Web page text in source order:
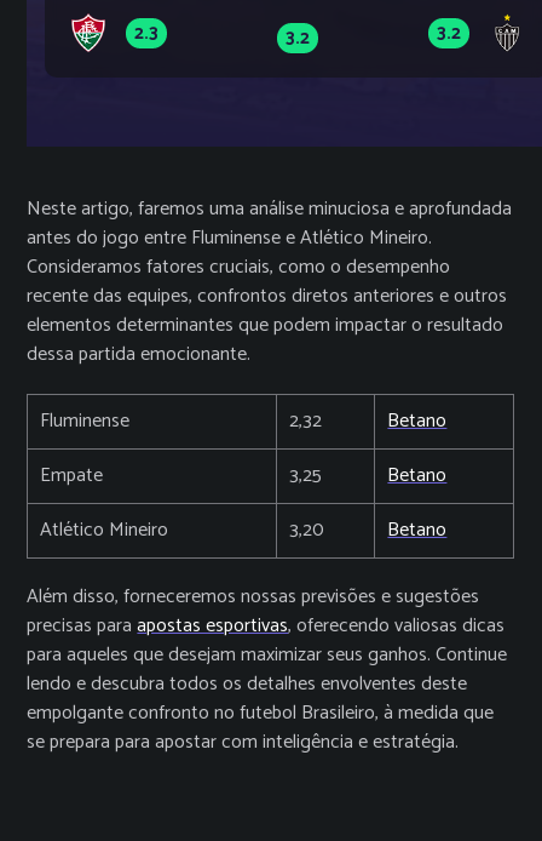
2.3 3.2 3.2
Neste artigo, faremos uma análise minuciosa e aprofundada
antes do jogo entre Fluminense e Atlético Mineiro.
Consideramos fatores cruciais, como o desempenho
recente das equipes, confrontos diretos anteriores e outros
elementos determinantes que podem impactar o resultado
dessa partida emocionante.
Fluminense 2,32
Betano
Empate
3,25
Betano
Atlético Mineiro
3,20 Betano
Além disso, forneceremos nossas previsões e sugestões
precisas paraapostas esportivas, oferecendo valiosas dicas
para aqueles que desejam maximizar seus ganhos. Continue
lendo e descubra todos os detalhes envolventes deste
empolgante confronto no futebol Brasileiro, à medida que
se prepara para apostar com inteligência e estratégia.